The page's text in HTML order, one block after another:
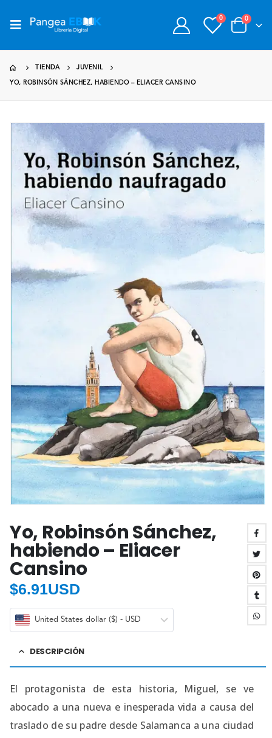
0 0
TIENDA JUVENIL
YO, ROBINSÓN SÁNCHEZ, HABIENDO – ELIACER CANSINO
Yo, Robinsón Sánchez,
habiendo – Eliacer
Cansino
$6.91USD
United States dollar ($) - USD
DESCRIPCIÓN
El protagonista de esta historia, Miguel, se ve
abocado a una nueva e inesperada vida a causa del
traslado de su padre desde Salamanca a una ciudad